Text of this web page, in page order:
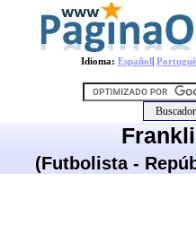
Idioma: Español|
(Futbolista -